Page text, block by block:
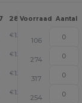
288 + Meer
Voorraad Aantal
€ 13.93
106
€ 13.93
274
€ 13.93
317
€ 13.93
254